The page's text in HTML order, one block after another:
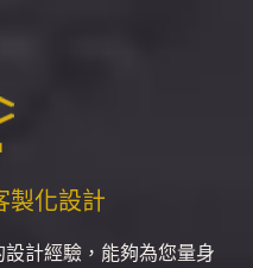
製化設計
計經驗，能夠為您量身